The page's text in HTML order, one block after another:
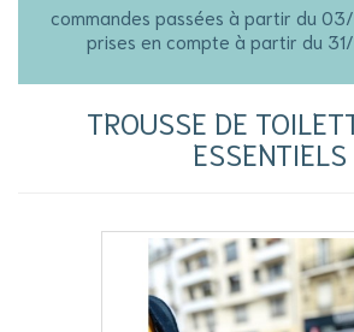
commandes passées à partir du
prises en compte à partir du
TROUSSE DE
ESSENTIELS